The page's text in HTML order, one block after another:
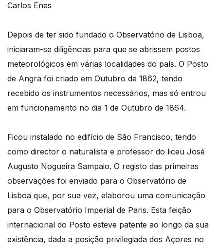
Carlos Enes
Depois de ter sido fundado o Observatório de Lisboa,
iniciaram-se diligências para que se abrissem postos
meteorológicos em várias localidades do país. O Posto
de Angra foi criado em Outubro de 1862, tendo
recebido os instrumentos necessários, mas só entrou
em funcionamento no dia 1 de Outubro de 1864.
Ficou instalado no edifício de São Francisco, tendo
como director o naturalista e professor do liceu José
Augusto Nogueira Sampaio. O registo das primeiras
observações foi enviado para o Observatório de
Lisboa que, por sua vez, elaborou uma comunicação
para o Observatório Imperial de Paris. Esta feição
internacional do Posto esteve patente ao longo da sua
existência, dada a posição privilegiada dos Açores no